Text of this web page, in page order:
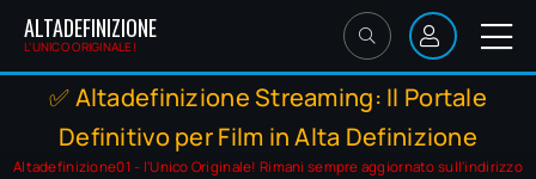
ALTADEFINIZIONE
L'UNICO ORIGINALE!
✅ Altadefinizione Streaming: Il Portale
Definitivo per Film in Alta Definizione
Altadefinizione01 - l'Unico Originale! Rimani sempre aggiornato sull'indirizzo